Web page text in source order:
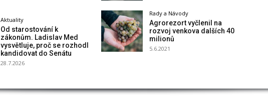
Aktuality
Od starostování k
zákonům. Ladislav Med
vysvětluje, proč se rozhodl
kandidovat do Senátu
28.7.2026
Rady a Návody
Agrorezort vyčlenil na
rozvoj venkova dalších 40
milionů
5.6.2021